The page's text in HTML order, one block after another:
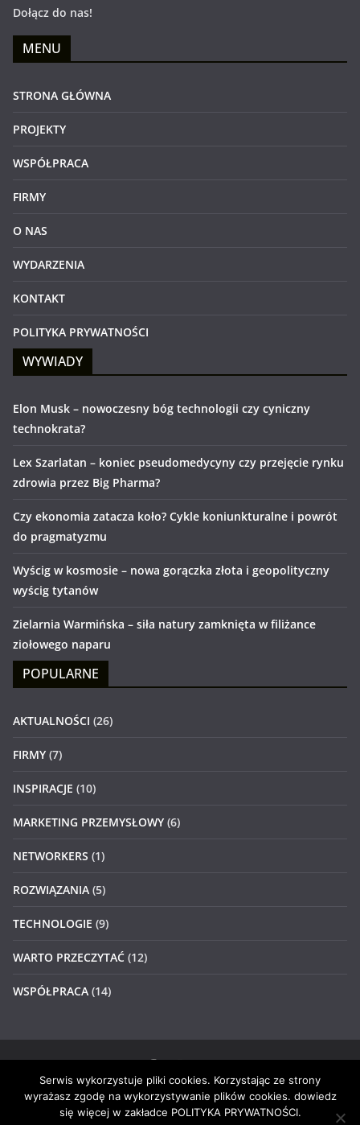
Dołącz do nas!
MENU
STRONA GŁÓWNA
PROJEKTY
WSPÓŁPRACA
FIRMY
O NAS
WYDARZENIA
KONTAKT
POLITYKA PRYWATNOŚCI
WYWIADY
Elon Musk – nowoczesny bóg technologii czy cyniczny
technokrata?
Lex Szarlatan – koniec pseudomedycyny czy przejęcie rynku
zdrowia przez Big Pharma?
Czy ekonomia zatacza koło? Cykle koniunkturalne i powrót
do pragmatyzmu
Wyścig w kosmosie – nowa gorączka złota i geopolityczny
wyścig tytanów
Zielarnia Warmińska – siła natury zamknięta w filiżance
ziołowego naparu
POPULARNE
AKTUALNOŚCI (26)
FIRMY (7)
INSPIRACJE (10)
MARKETING PRZEMYSŁOWY (6)
NETWORKERS (1)
ROZWIĄZANIA (5)
TECHNOLOGIE (9)
WARTO PRZECZYTAĆ (12)
WSPÓŁPRACA (14)
Prawa autorskie © 2026#4networkers. Wszystkie prawa
zastrzeżone.
Serwis wykorzystuje pliki cookies. Korzystając ze strony
wyrażasz zgodę na wykorzystywanie plików cookies. dowiedz
się więcej w zakładce POLITYKA PRYWATNOŚCI.